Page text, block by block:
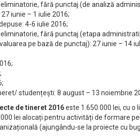
fără punctaj (de analiză
iunie – 1 iulie 2016;
4-6 iulie 2016;
fără punctaj (etapa
pe bază de punctaj): 27 iunie – 14
studențești: 8 august – 13 noiembrie
de tineret 2016este 1.650.000 lei, cu o
lei alocați pentru activități de formare
(ajungându-se la proiecte cu